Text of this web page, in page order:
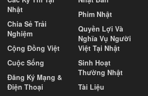
Nhật
Chia Sẻ Trải
Nghiệm
Cộng Đồng Việt
Cuộc Sống
Đăng Ký Mạng &
Điện Thoại
Phim Nhật
Quyền Lợi Và
Nghĩa Vụ Người
Việt Tại Nhật
Sinh Hoạt
Thường Nhật
Tài Liệu